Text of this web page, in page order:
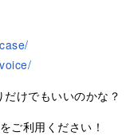
けでもいいのかな？
ご利用ください！